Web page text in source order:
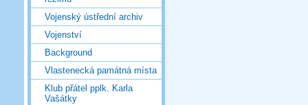
Vojenský ústřední archiv
Vojenství
Background
Vlastenecká památná místa
Klub přátel pplk. Karla
Vašátky